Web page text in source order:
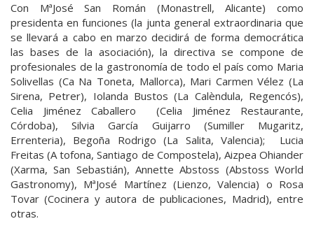
Con MªJosé San Román (Monastrell, Alicante) como
presidenta en funciones (la junta general extraordinaria que
se llevará a cabo en marzo decidirá de forma democrática
las bases de la asociación), la directiva se compone de
profesionales de la gastronomía de todo el país como Maria
Solivellas (Ca Na Toneta, Mallorca), Mari Carmen Vélez (La
Sirena, Petrer), Iolanda Bustos (La Calèndula, Regencós),
Celia Jiménez Caballero (Celia Jiménez Restaurante,
Córdoba), Silvia García Guijarro (Sumiller Mugaritz,
Errenteria), Begoña Rodrigo (La Salita, Valencia); Lucia
Freitas (A tofona, Santiago de Compostela), Aizpea Ohiander
(Xarma, San Sebastián), Annette Abstoss (Abstoss World
Gastronomy), MªJosé Martínez (Lienzo, Valencia) o Rosa
Tovar (Cocinera y autora de publicaciones, Madrid), entre
otras.